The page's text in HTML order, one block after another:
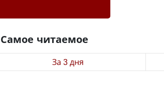
Самое читаемое
За 3 дня